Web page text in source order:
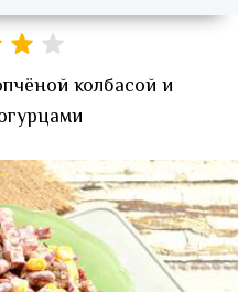
колбасой и